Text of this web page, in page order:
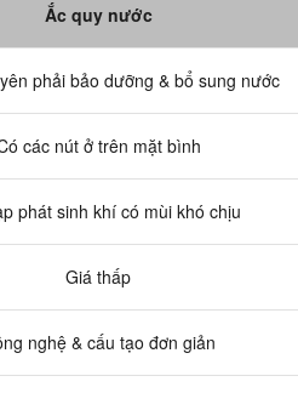
Ắc quy nước
phải bảo dưỡng & bổ sung nước
các nút ở trên mặt bình
phát sinh khí có mùi khó chịu
Giá thấp
nghệ & cấu tạo đơn giản